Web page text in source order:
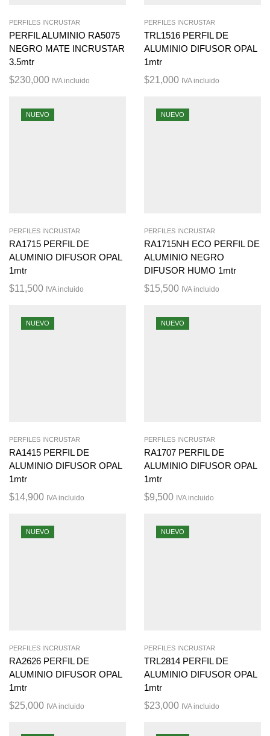
PERFILES INCRUSTAR
PERFIL ALUMINIO RA5075
NEGRO MATE INCRUSTAR
3.5mtr
$230,000 IVA incluido
PERFILES INCRUSTAR
TRL1516 PERFIL DE
ALUMINIO DIFUSOR OPAL
1mtr
$21,000 IVA incluido
NUEVO
PERFILES INCRUSTAR
RA1715 PERFIL DE
ALUMINIO DIFUSOR OPAL
1mtr
$11,500 IVA incluido
NUEVO
PERFILES INCRUSTAR
RA1715NH ECO PERFIL DE
ALUMINIO NEGRO
DIFUSOR HUMO 1mtr
$15,500 IVA incluido
NUEVO
PERFILES INCRUSTAR
RA1415 PERFIL DE
ALUMINIO DIFUSOR OPAL
1mtr
$14,900 IVA incluido
NUEVO
PERFILES INCRUSTAR
RA1707 PERFIL DE
ALUMINIO DIFUSOR OPAL
1mtr
$9,500 IVA incluido
NUEVO
PERFILES INCRUSTAR
RA2626 PERFIL DE
ALUMINIO DIFUSOR OPAL
1mtr
$25,000 IVA incluido
NUEVO
PERFILES INCRUSTAR
TRL2814 PERFIL DE
ALUMINIO DIFUSOR OPAL
1mtr
$23,000 IVA incluido